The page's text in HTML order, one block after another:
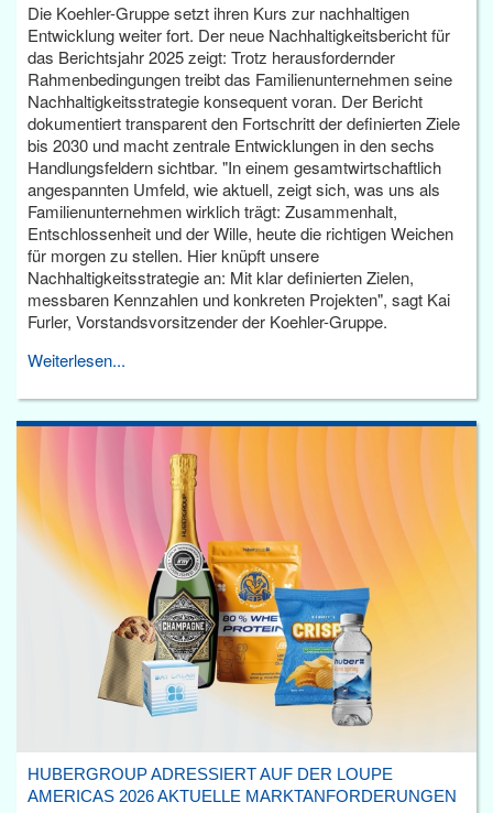
Die Koehler-Gruppe setzt ihren Kurs zur nachhaltigen
Entwicklung weiter fort. Der neue Nachhaltigkeitsbericht für
das Berichtsjahr 2025 zeigt: Trotz herausfordernder
Rahmenbedingungen treibt das Familienunternehmen seine
Nachhaltigkeitsstrategie konsequent voran. Der Bericht
dokumentiert transparent den Fortschritt der definierten Ziele
bis 2030 und macht zentrale Entwicklungen in den sechs
Handlungsfeldern sichtbar. "In einem gesamtwirtschaftlich
angespannten Umfeld, wie aktuell, zeigt sich, was uns als
Familienunternehmen wirklich trägt: Zusammenhalt,
Entschlossenheit und der Wille, heute die richtigen Weichen
für morgen zu stellen. Hier knüpft unsere
Nachhaltigkeitsstrategie an: Mit klar definierten Zielen,
messbaren Kennzahlen und konkreten Projekten", sagt Kai
Furler, Vorstandsvorsitzender der Koehler-Gruppe.
Weiterlesen...
HUBERGROUP ADRESSIERT AUF DER LOUPE
AMERICAS 2026 AKTUELLE MARKTANFORDERUNGEN